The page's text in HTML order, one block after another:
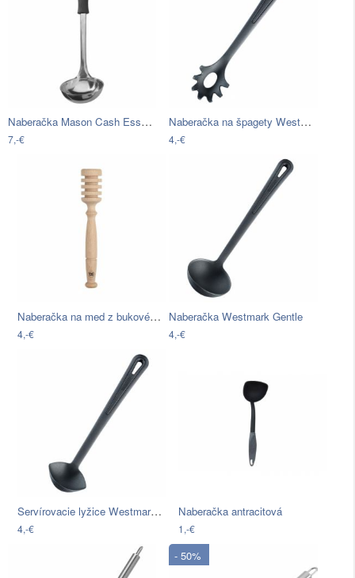
Naberačka Mason Cash Essentials
7,-€
Naberačka na špagety Westmark Gentle
4,-€
Naberačka na med z bukového dreva T&G…
4,-€
Naberačka Westmark Gentle
4,-€
Servírovacie lyžice Westmark Gentle
4,-€
Naberačka antracitová
1,-€
- 50%